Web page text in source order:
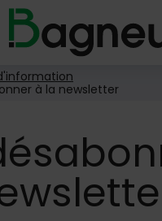
Retour à
du siteà la newsletter